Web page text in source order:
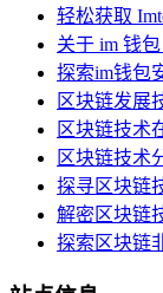
轻松获取
关于 im 钱
探索im钱包
区块链发展
区块链技术
区块链技术
探寻区块链
解密区块链
探索区块链